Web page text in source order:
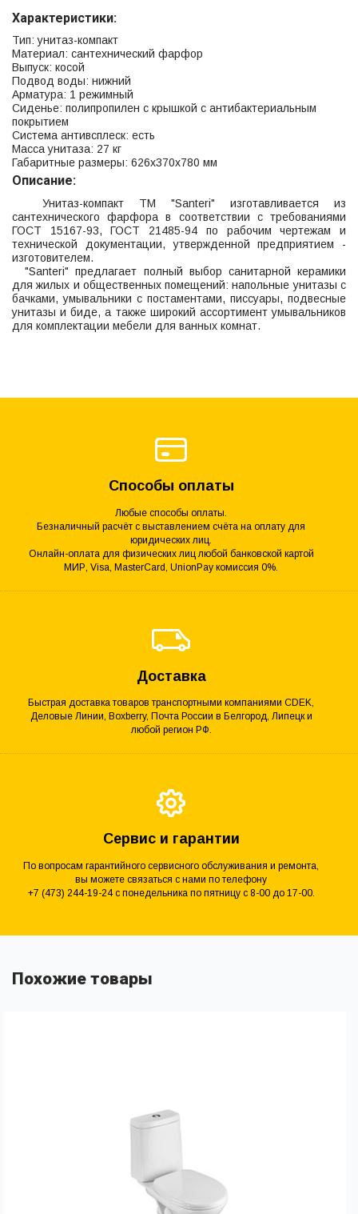
Характеристики:
Тип: унитаз-компакт
Материал: сантехнический фарфор
Выпуск: косой
Подвод воды: нижний
Арматура: 1 режимный
Сиденье: полипропилен с крышкой с антибактериальным
покрытием
Система антивсплеск: есть
Масса унитаза: 27 кг
Габаритные размеры: 626х370х780 мм
Описание:
Унитаз-компакт ТМ "Santeri" изготавливается из
сантехнического фарфора в соответствии с требованиями
ГОСТ 15167-93, ГОСТ 21485-94 по рабочим чертежам и
технической документации, утвержденной предприятием -
изготовителем.
"Santeri" предлагает полный выбор санитарной керамики
для жилых и общественных помещений: напольные унитазы с
бачками, умывальники с постаментами, писсуары, подвесные
унитазы и биде, а также широкий ассортимент умывальников
для комплектации мебели для ванных комнат.
Способы оплаты
Любые способы оплаты.
Безналичный расчёт с выставлением счёта на оплату для
юридических лиц.
Онлайн-оплата для физических лиц любой банковской картой
МИР, Visa, MasterCard, UnionPay комиссия 0%.
Доставка
Быстрая доставка товаров транспортными компаниями CDEK,
Деловые Линии, Boxberry, Почта России в Белгород, Липецк и
любой регион РФ.
Сервис и гарантии
По вопросам гарантийного сервисного обслуживания и ремонта,
вы можете связаться с нами по телефону
+7 (473) 244-19-24 с понедельника по пятницу с 8-00 до 17-00.
Похожие товары